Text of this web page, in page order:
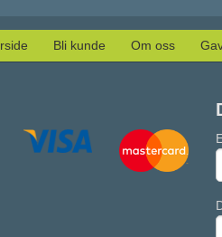
Bli kunde Om oss